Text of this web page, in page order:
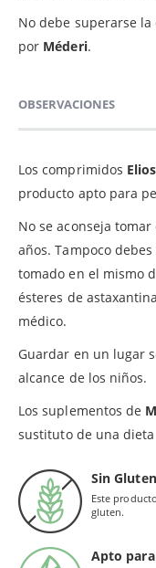
No debe superarse
por Méderi.
OBSERVACIONES
Los comprimidos
producto apto para
No se aconseja
años. Tampoco
tomado en el mismo
ésteres de
médico.
Guardar en un lugar
alcance de los niños.
Los suplementos de
sustituto de una
Sin Gluten
Este
gluten.
Apto